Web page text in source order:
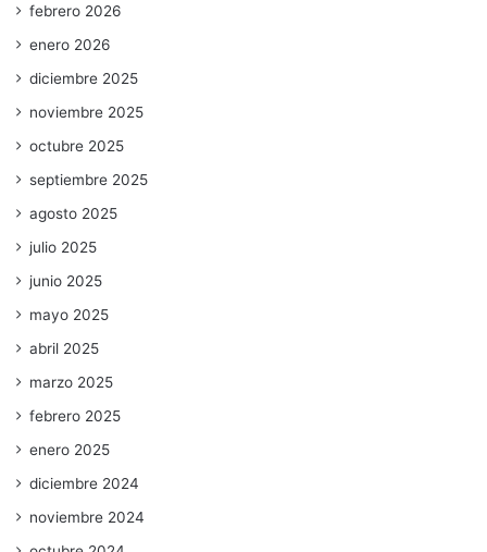
febrero 2026
enero 2026
diciembre 2025
noviembre 2025
octubre 2025
septiembre 2025
agosto 2025
julio 2025
junio 2025
mayo 2025
abril 2025
marzo 2025
febrero 2025
enero 2025
diciembre 2024
noviembre 2024